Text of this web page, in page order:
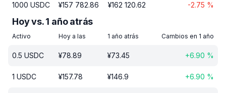
1000 USDC ¥157 782.86 ¥162 120.62 -2.75 %
Hoy vs. 1 año atrás
Activo Hoy a las 1 año atrás Cambios en 1 año
0.5 USDC ¥78.89 ¥73.45 +6.90 %
1 USDC ¥157.78 ¥146.9 +6.90 %